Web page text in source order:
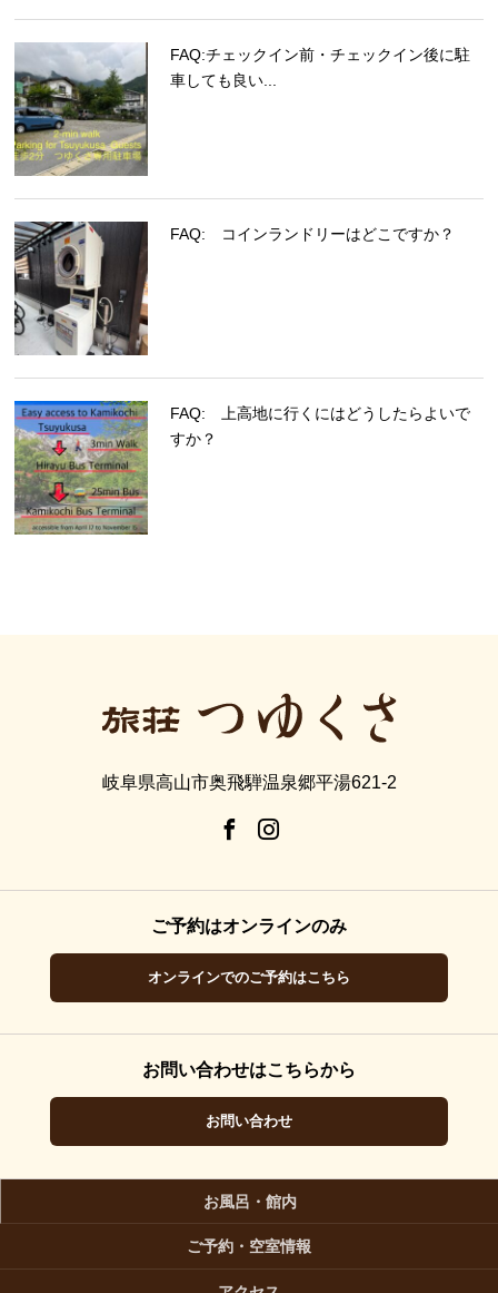
FAQ:チェックイン前・チェックイン後に駐
車しても良い...
FAQ: コインランドリーはどこですか？
FAQ: 上高地に行くにはどうしたらよいで
すか？
岐阜県高山市奥飛騨温泉郷平湯621-2
ご予約はオンラインのみ
オンラインでのご予約はこちら
お問い合わせはこちらから
お問い合わせ
お風呂・館内
ご予約・空室情報